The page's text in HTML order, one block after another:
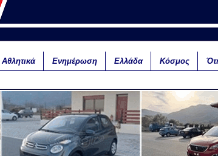
Αθλητικά Ενημέρωση Ελλάδα Κόσμος